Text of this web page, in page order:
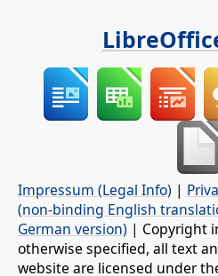
Impressum (Legal Info) |
(non-binding English
German version) | Copyright
otherwise specified, all text
website are licensed under